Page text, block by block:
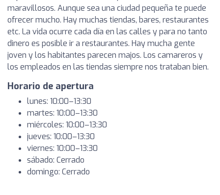
maravillosos. Aunque sea una ciudad pequeña te puede
ofrecer mucho. Hay muchas tiendas, bares, restaurantes
etc. La vida ocurre cada día en las calles y para no tanto
dinero es posible ir a restaurantes. Hay mucha gente
joven y los habitantes parecen majos. Los camareros y
los empleados en las tiendas siempre nos trataban bien.
Horario de apertura
lunes: 10:00–13:30
martes: 10:00–13:30
miércoles: 10:00–13:30
jueves: 10:00–13:30
viernes: 10:00–13:30
sábado: Cerrado
domingo: Cerrado